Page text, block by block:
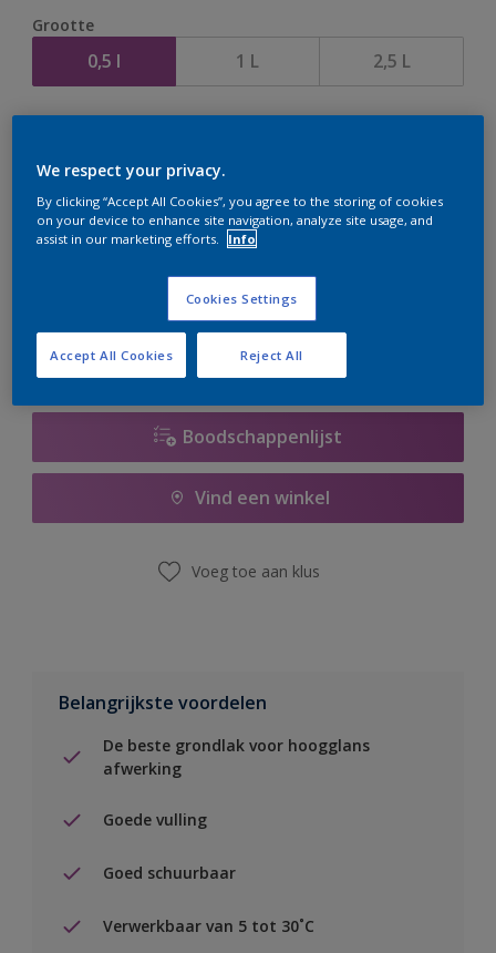
Grootte
0,5 l 1 L 2,5 L
Op dit moment is het niet mogelijk dit product online
te bestellen. Houd de website in de gaten, we werken
er hard aan om de voorraad aan te vullen.
Boodschappenlijst
Vind een winkel
Voeg toe aan klus
Belangrijkste voordelen
De beste grondlak voor hoogglans
afwerking
Goede vulling
Goed schuurbaar
Verwerkbaar van 5 tot 30˚C
We respect your privacy.
By clicking “Accept All Cookies”, you agree to the storing of cookies
on your device to enhance site navigation, analyze site usage, and
assist in our marketing efforts.
Info
Cookies Settings
Reject All
Accept All Cookies